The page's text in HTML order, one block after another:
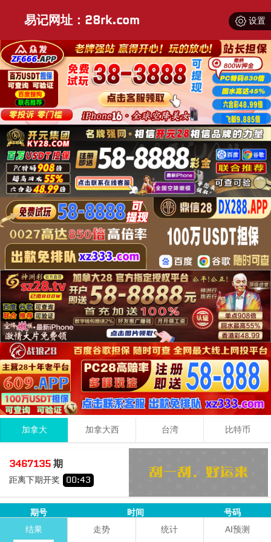
设置
易记网址：28rk.com
加拿大 加拿大西 台湾 比特币
3467135期
距离下期开奖 00:42
0 + 9 4 13
期号 时间
号码
3467134
08-09 00:37:30 3+2+2=07
结果 走势 统计 AI预测